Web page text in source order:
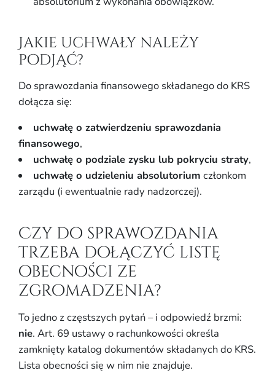
Jakie uchwały należy
podjąć?
Do sprawozdania finansowego składanego do KRS
dołącza się:
uchwałę o zatwierdzeniu sprawozdania
finansowego,
uchwałę o podziale zysku lub pokryciu straty,
uchwałę o udzieleniu absolutorium członkom
zarządu (i ewentualnie rady nadzorczej).
Czy do sprawozdania
trzeba dołączyć listę
obecności ze
zgromadzenia?
To jedno z częstszych pytań – i odpowiedź brzmi:
nie. Art. 69 ustawy o rachunkowości określa
zamknięty katalog dokumentów składanych do KRS.
Lista obecności się w nim nie znajduje.